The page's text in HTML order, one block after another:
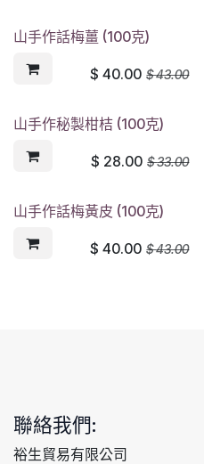
山手作話梅薑 (100克)
$40.00 $43.00
山手作秘製柑桔 (100克)
$ 28.00 $33.00
山手作話梅黃皮 (100克)
$40.00 $43.00
聯絡我們:
裕生貿易有限公司